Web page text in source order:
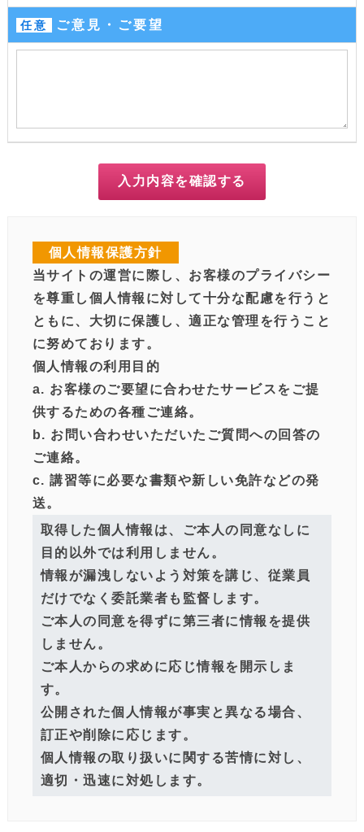
任意 ご意見・ご要望
入力内容を確認する
個人情報保護方針
当サイトの運営に際し、お客様のプライバシー
を尊重し個人情報に対して十分な配慮を行うと
ともに、大切に保護し、適正な管理を行うこと
に努めております。
個人情報の利用目的
a. お客様のご要望に合わせたサービスをご提
供するための各種ご連絡。
b. お問い合わせいただいたご質問への回答の
ご連絡。
c. 講習等に必要な書類や新しい免許などの発
送。
取得した個人情報は、ご本人の同意なしに
目的以外では利用しません。
情報が漏洩しないよう対策を講じ、従業員
だけでなく委託業者も監督します。
ご本人の同意を得ずに第三者に情報を提供
しません。
ご本人からの求めに応じ情報を開示しま
す。
公開された個人情報が事実と異なる場合、
訂正や削除に応じます。
個人情報の取り扱いに関する苦情に対し、
適切・迅速に対処します。